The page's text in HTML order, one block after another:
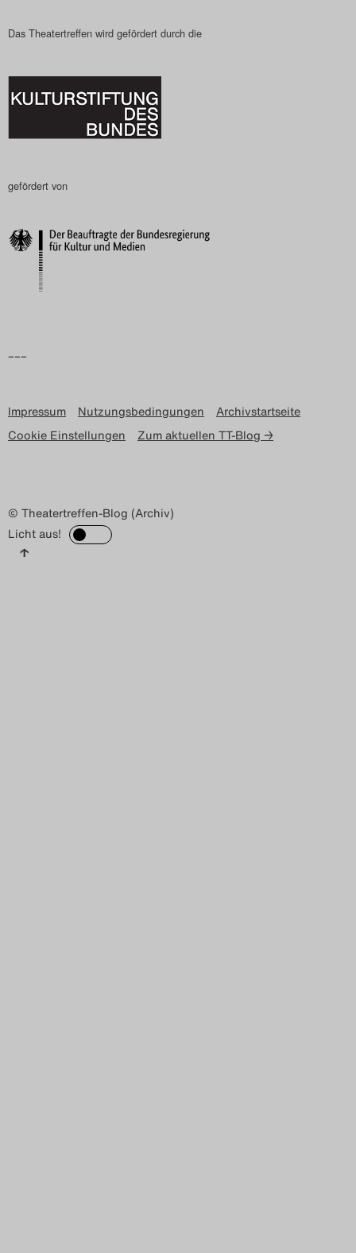
Das Theatertreffen wird gefördert durch die
gefördert von
–––
Impressum Nutzungsbedingungen
Archivstartseite
Cookie Einstellungen
Zum aktuellen TT-Blog →
© Theatertreffen-Blog (Archiv)
Licht aus!
↑